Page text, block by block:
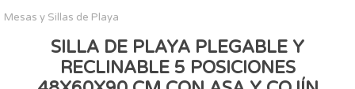
Mesas y Sillas de Playa
SILLA DE PLAYA PLEGABLE Y
RECLINABLE 5 POSICIONES